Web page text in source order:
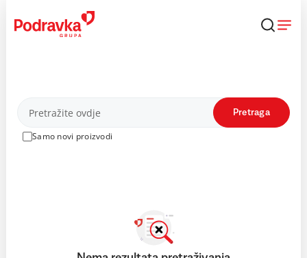
content
Proizvodi
Samo novi proizvodi
Pretraga